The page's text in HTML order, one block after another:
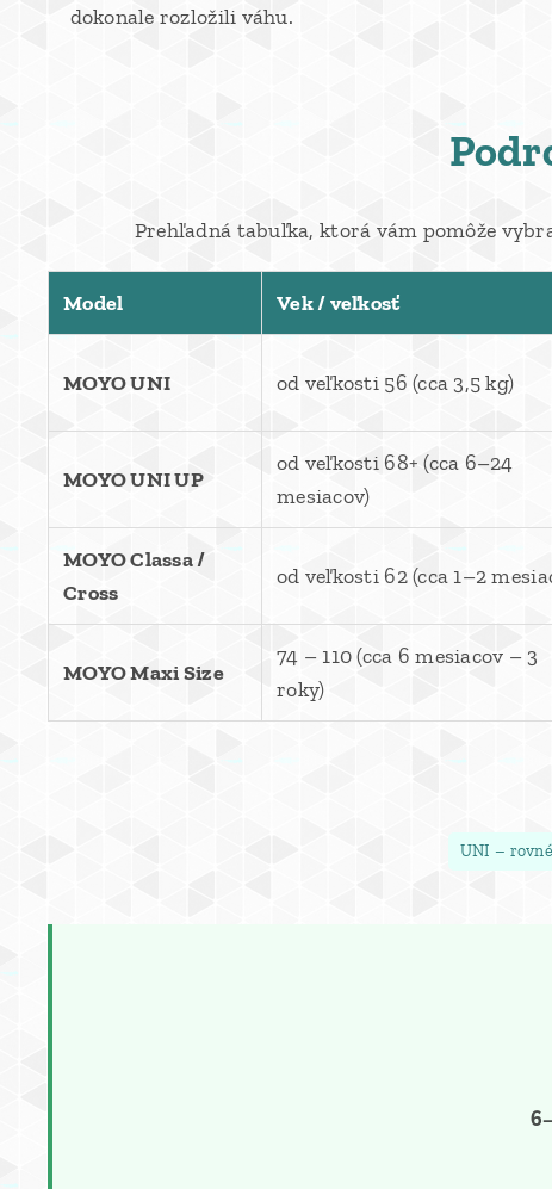
dokonale rozložili váhu.
Prehľadná tabuľka, ktorá vám pomôže
Model Vek / veľkosť
MOYO UNI od veľkosti 56 (cca 3,5 kg)
MOYO UNI UP
od veľkosti 68+ (cca 6–24
mesiacov)
MOYO Classa /
Cross
od veľkosti 62 (cca 1–2
MOYO Maxi Size
74 – 110 (cca 6 mesiacov – 3
roky)
UNI –